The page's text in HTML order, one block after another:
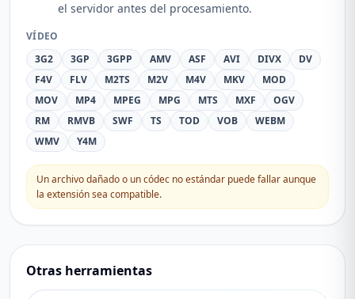
el servidor antes del procesamiento.
VÍDEO
3G2
3GP 3GPP AMV ASF AVI DIVX
DV
F4V
FLV M2TS M2V M4V MKV
MOD
MOV
MP4 MPEG MPG MTS MXF
OGV
RM
RMVB SWF TS TOD VOB
WEBM
WMV
Y4M
Un archivo dañado o un códec no estándar puede fallar aunque
la extensión sea compatible.
Otras herramientas